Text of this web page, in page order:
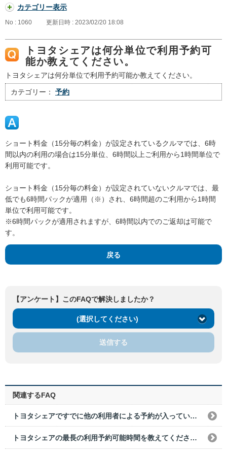
カテゴリー表示
No : 1060 更新日時 : 2023/02/20 18:08
トヨタシェアは何分単位で利用予約可
能か教えてください。
トヨタシェアは何分単位で利用予約可能か教えてください。
カテゴリー： 予約
ショート料金（15分毎の料金）が設定されているクルマでは、6時
間以内の利用の場合は15分単位、6時間以上ご利用から1時間単位で
利用可能です。
ショート料金（15分毎の料金）が設定されていないクルマでは、最
低でも6時間パックが適用（※）され、6時間超のご利用から1時間
単位で利用可能です。
※6時間パックが適用されますが、6時間以内でのご返却は可能で
す。
戻る
【アンケート】このFAQで解決しましたか？
(選択してください)
送信する
関連するFAQ
トヨタシェアですでに他の利用者による予約が入っている場合、前後の予約できない時間を教えてください。
トヨタシェアの最長の利用予約可能時間を教えてください。